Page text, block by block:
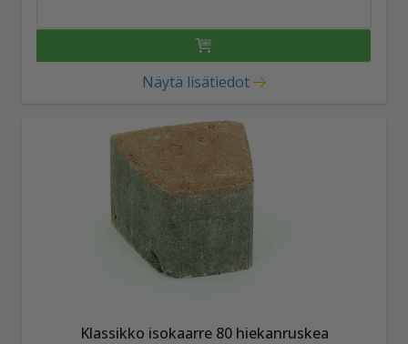
Näytä lisätiedot
Klassikko isokaarre 80 hiekanruskea